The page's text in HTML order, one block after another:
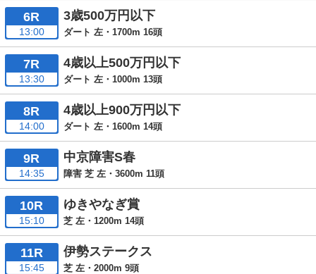
6R
13:00
3歳500万円以下
ダート 左・1700m 16頭
7R
13:30
4歳以上500万円以下
ダート 左・1000m 13頭
8R
14:00
4歳以上900万円以下
ダート 左・1600m 14頭
9R
14:35
中京障害S春
障害 芝 左・3600m 11頭
10R
15:10
ゆきやなぎ賞
芝 左・1200m 14頭
11R
15:45
伊勢ステークス
芝 左・2000m 9頭